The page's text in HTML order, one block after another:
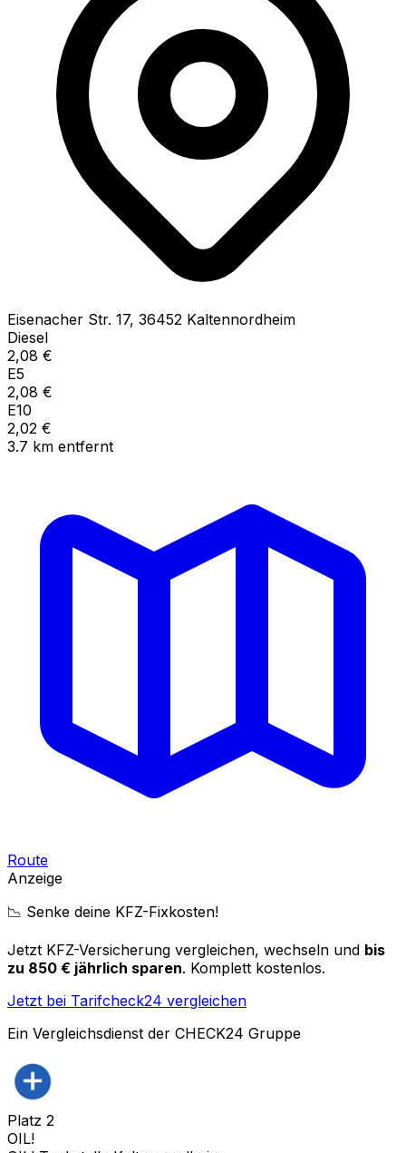
Eisenacher Str. 17, 36452 Kaltennordheim
Diesel
2,08 €
E5
2,08 €
E10
2,02 €
3.7 km entfernt
Route
Anzeige
📉 Senke deine KFZ-Fixkosten!
Jetzt KFZ-Versicherung vergleichen, wechseln und bis
zu 850 € jährlich sparen. Komplett kostenlos.
Jetzt bei Tarifcheck24 vergleichen
Ein Vergleichsdienst der CHECK24 Gruppe
Platz 2
OIL!